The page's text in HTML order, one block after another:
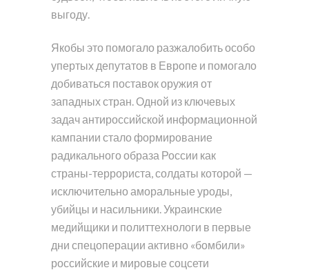
выгоду.
Якобы это помогало разжалобить особо
упертых депутатов в Европе и помогало
добиваться поставок оружия от
западных стран. Одной из ключевых
задач антироссийской информационной
кампании стало формирование
радикального образа России как
страны-террориста, солдаты которой —
исключительно аморальные уроды,
убийцы и насильники. Украинские
медийщики и политтехнологи в первые
дни спецоперации активно «бомбили»
российские и мировые соцсети